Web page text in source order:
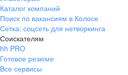
Каталог компаний
Поиск по вакансиям в Колосе
Сетка: соцсеть для нетворкинга
Соискателям
hh PRO
Готовое резюме
Все сервисы